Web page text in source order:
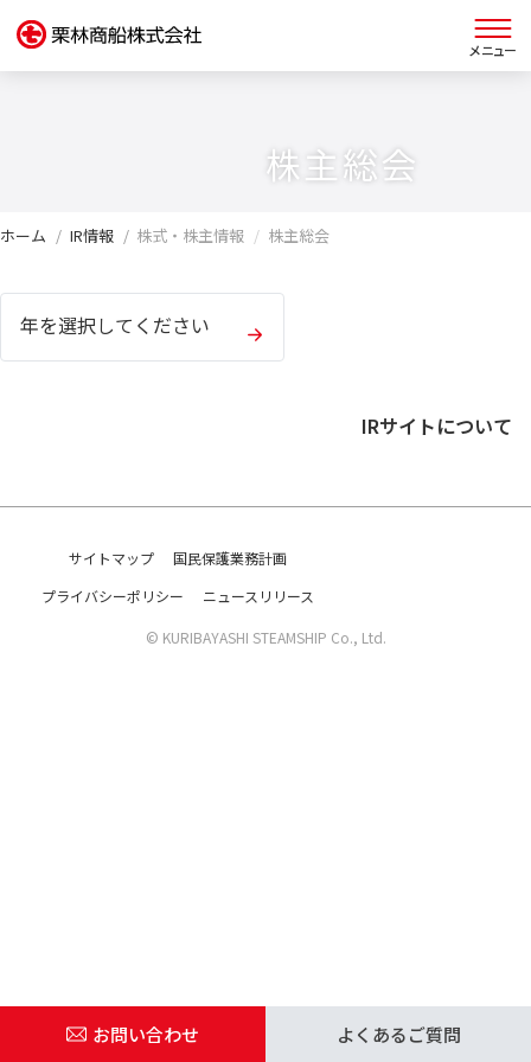
IR情報
採用情報
運航スケジュール
株主総会
ホーム IR情報 株式・株主情報 株主総会
年を選択してください
IRサイトについて
サイトマップ
国民保護業務計画
プライバシーポリシー
ニュースリリース
© KURIBAYASHI STEAMSHIP Co., Ltd.
お問い合わせ よくあるご質問